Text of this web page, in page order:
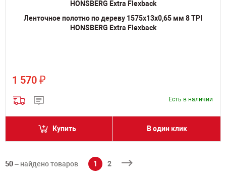
Ленточное полотно по дереву 1575х13х0,65 мм 8 TPI
HONSBERG Extra Flexback
1 570 ₽
Есть в наличии
Купить В один клик
50– найдено товаров 1 2